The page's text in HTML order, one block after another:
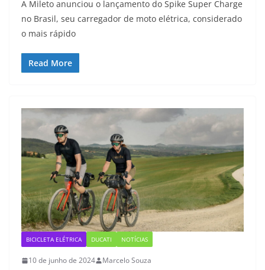
A Mileto anunciou o lançamento do Spike Super Charge
no Brasil, seu carregador de moto elétrica, considerado
o mais rápido
Read More
BICICLETA ELÉTRICA DUCATI NOTÍCIAS
10 de junho de 2024 Marcelo Souza